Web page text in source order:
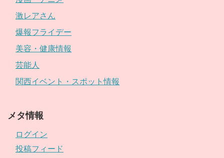
激レアさん
爆報フライデー
美容・健康情報
芸能人
関西イベント・スポット情報
メタ情報
ログイン
投稿フィード